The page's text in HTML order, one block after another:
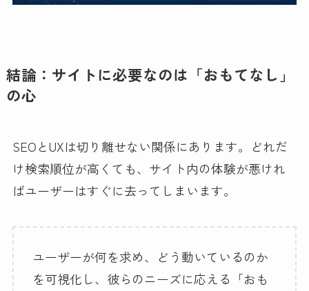
結論：サイトに必要なのは「おもてなし」
の心
SEOとUXは切り離せない関係にあります。どれだ
け検索順位が高くても、サイト内の体験が悪けれ
ばユーザーはすぐに去ってしまいます。
ユーザーが何を求め、どう動いているのか
を可視化し、彼らのニーズに応える「おも